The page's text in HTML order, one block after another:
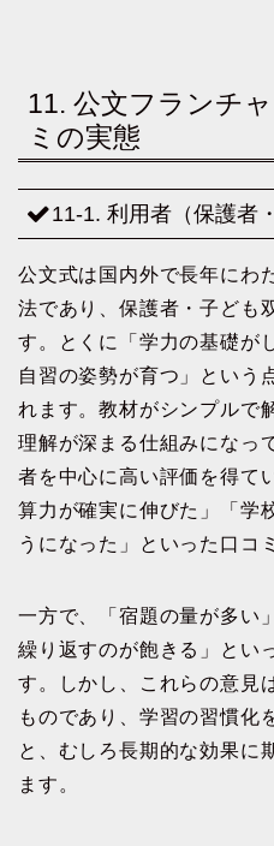
11. 公文フランチ
ミの実態
11-1. 利用者（保護者
公文式は国内外で長年にわ
法であり、保護者・子ども
す。とくに「学力の基礎が
自習の姿勢が育つ」という
れます。教材がシンプルで
理解が深まる仕組みになっ
者を中心に高い評価を得て
算力が確実に伸びた」「学
うになった」といった口コ
一方で、「宿題の量が多い
繰り返すのが飽きる」とい
す。しかし、これらの意見
ものであり、学習の習慣化
と、むしろ長期的な効果に
ます。